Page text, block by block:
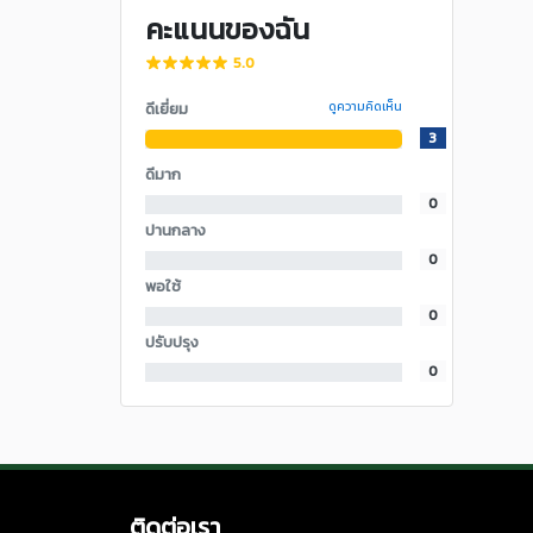
คะแนนของฉัน
5.0
ดีเยี่ยม ดูความคิดเห็น
3
ดีมาก
0
ปานกลาง
0
พอใช้
0
ปรับปรุง
0